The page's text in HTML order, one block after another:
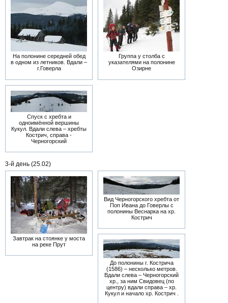
На полонине середней обед
в одном из летников. Вдали –
г.Говерла
Группа у столба с
указателями на полонине
Озирне
Спуск с хребта и
одноимённой вершины
Кукул. Вдали слева – хребты
Кострич, справа -
Черногорский
3-й день (25.02)
Завтрак на стоянке у моста
на реке Прут
Вид Черногорского хребта от
Поп Ивана до Говерлы с
полонины Веснарка на хр.
Кострич
До полонины г. Кострича
(1586) – несколько метров.
Вдали слева – Черногорский
хр., за ним Свидовец (по
центру) вдали справа – хр.
Кукул и начало хр. Кострич .